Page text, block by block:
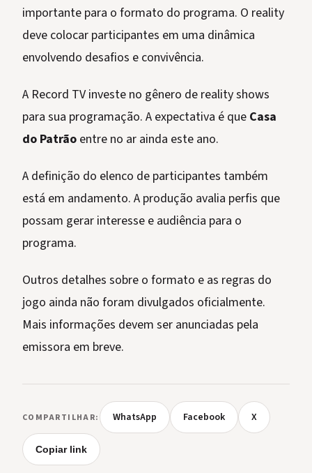
importante para o formato do programa. O reality
deve colocar participantes em uma dinâmica
envolvendo desafios e convivência.
A Record TV investe no gênero de reality shows
para sua programação. A expectativa é que Casa
do Patrão entre no ar ainda este ano.
A definição do elenco de participantes também
está em andamento. A produção avalia perfis que
possam gerar interesse e audiência para o
programa.
Outros detalhes sobre o formato e as regras do
jogo ainda não foram divulgados oficialmente.
Mais informações devem ser anunciadas pela
emissora em breve.
COMPARTILHAR: WhatsApp Facebook X
Copiar link